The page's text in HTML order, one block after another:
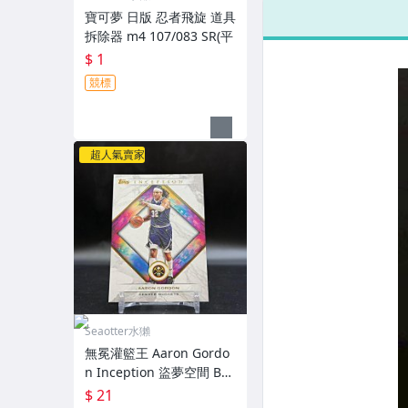
寶可夢 日版 忍者飛旋 道具
拆除器 m4 107/083 SR(平
$ 1
競標
超人氣賣家
Seaotter水獺
無冕灌籃王 Aaron Gordo
n Inception 盜夢空間 Bas
e（1
$ 21